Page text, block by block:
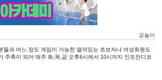
공놀이
과 어느 정도 게임이 가능한 열의있는 초보자나 여성회원도
주축이 되어 매주 화,목,금 오후6시에서 10시까지 인조잔디코